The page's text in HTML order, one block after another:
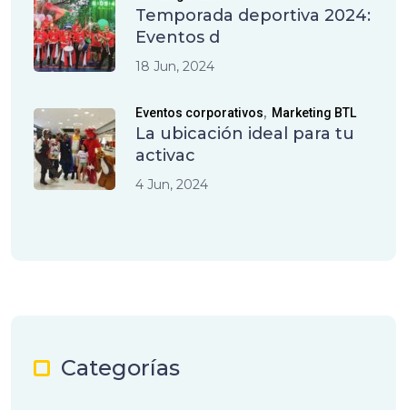
Temporada deportiva 2024:
Eventos d
18 Jun, 2024
Eventos corporativos, Marketing BTL
La ubicación ideal para tu
activac
4 Jun, 2024
Categorías